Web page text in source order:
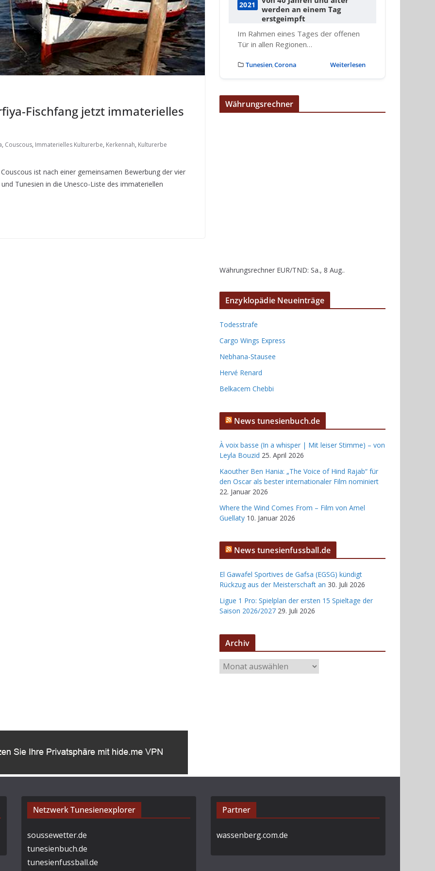
Fischfang jetzt immaterielles
, Couscous, Immaterielles Kulturerbe, Kerkennah, Kulturerbe
ist nach einer gemeinsamen Bewerbung der vier
Tunesien in die Unesco-Liste des immateriellen
2021
werden an einem Tag
erstgeimpft
Im Rahmen eines Tages der offenen
Tür in allen Regionen…
Tunesien Corona Weiterlesen
Währungsrechner
Währungsrechner EUR/TND: Sa., 8 Aug..
Enzyklopädie Neueinträge
Todesstrafe
Cargo Wings Express
Nebhana-Stausee
Hervé Renard
Belkacem Chebbi
News tunesienbuch.de
À voix basse (In a whisper | Mit leiser Stimme) – von
Leyla Bouzid 25. April 2026
Kaouther Ben Hania: „The Voice of Hind Rajab“ für
den Oscar als bester internationaler Film nominiert
22. Januar 2026
Where the Wind Comes From – Film von Amel
Guellaty 10. Januar 2026
News tunesienfussball.de
El Gawafel Sportives de Gafsa (EGSG) kündigt
Rückzug aus der Meisterschaft an 30. Juli 2026
Ligue 1 Pro: Spielplan der ersten 15 Spieltage der
Saison 2026/2027 29. Juli 2026
Archiv
r
Netzwerk Tunesienexplorer
soussewetter.de
tunesienbuch.de
tunesienfussball.de
Partner
wassenberg.com.de